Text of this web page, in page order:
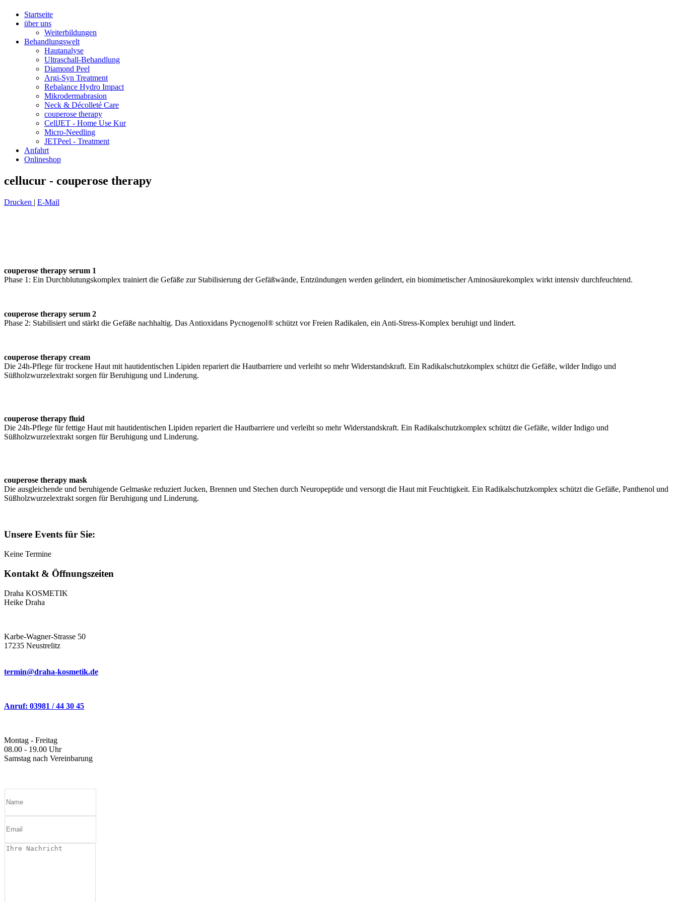
Startseite
über uns
Weiterbildungen
Behandlungswelt
Hautanalyse
Ultraschall-Behandlung
Diamond Peel
Argi-Syn Treatment
Rebalance Hydro Impact
Mikrodermabrasion
Neck & Décolleté Care
couperose therapy
CellJET - Home Use Kur
Micro-Needling
JETPeel - Treatment
Anfahrt
Onlineshop
cellucur - couperose therapy
Drucken | E-Mail
couperose therapy serum 1
Phase 1: Ein Durchblutungskomplex trainiert die Gefäße zur Stabilisierung der Gefäßwände, Entzündungen werden gelindert, ein biomimetischer Aminosäurekomplex wirkt intensiv durchfeuchtend.
couperose therapy serum 2
Phase 2: Stabilisiert und stärkt die Gefäße nachhaltig. Das Antioxidans Pycnogenol® schützt vor Freien Radikalen, ein Anti-Stress-Komplex beruhigt und lindert.
couperose therapy cream
Die 24h-Pflege für trockene Haut mit hautidentischen Lipiden repariert die Hautbarriere und verleiht so mehr Widerstandskraft. Ein Radikalschutzkomplex schützt die Gefäße, wilder Indigo und
Süßholzwurzelextrakt sorgen für Beruhigung und Linderung.
couperose therapy fluid
Die 24h-Pflege für fettige Haut mit hautidentischen Lipiden repariert die Hautbarriere und verleiht so mehr Widerstandskraft. Ein Radikalschutzkomplex schützt die Gefäße, wilder Indigo und
Süßholzwurzelextrakt sorgen für Beruhigung und Linderung.
couperose therapy mask
Die ausgleichende und beruhigende Gelmaske reduziert Jucken, Brennen und Stechen durch Neuropeptide und versorgt die Haut mit Feuchtigkeit. Ein Radikalschutzkomplex schützt die Gefäße, Panthenol und
Süßholzwurzelextrakt sorgen für Beruhigung und Linderung.
Unsere Events für Sie:
Keine Termine
Kontakt & Öffnungszeiten
Draha KOSMETIK
Heike Draha
Karbe-Wagner-Strasse 50
17235 Neustrelitz
termin@draha-kosmetik.de
Anruf: 03981 / 44 30 45
Montag - Freitag
08.00 - 19.00 Uhr
Samstag nach Vereinbarung